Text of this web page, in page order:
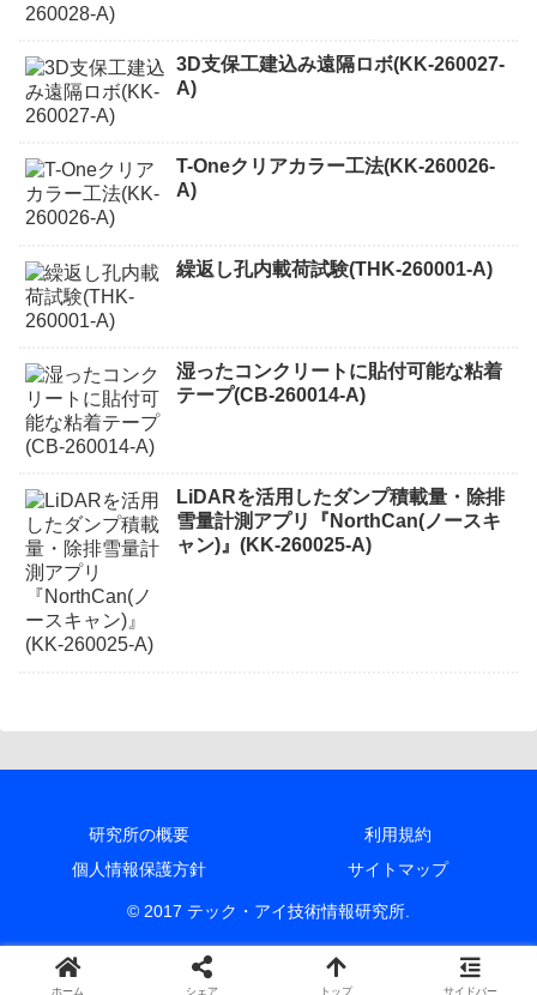
3D支保工建込み遠隔ロボ(KK-260027-
A)
T-Oneクリアカラー工法(KK-260026-
A)
繰返し孔内載荷試験(THK-260001-A)
湿ったコンクリートに貼付可能な粘着
テープ(CB-260014-A)
LiDARを活用したダンプ積載量・除排
雪量計測アプリ『NorthCan(ノースキ
ャン)』(KK-260025-A)
研究所の概要
利用規約
個人情報保護方針
サイトマップ
© 2017 テック・アイ技術情報研究所.
ホーム シェア トップ サイドバー